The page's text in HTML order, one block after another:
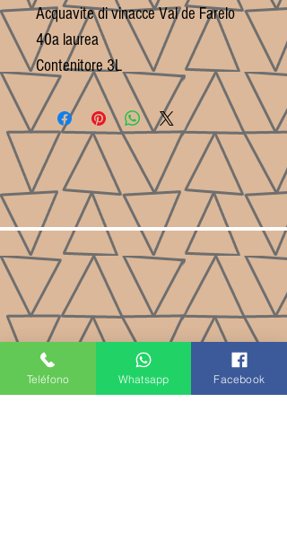
Acquavite di vinacce Val de Farelo
40a laurea
Contenitore 3L
Teléfono Whatsapp Facebook